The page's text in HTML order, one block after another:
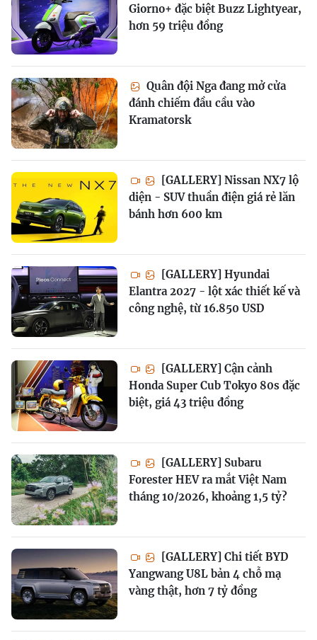
Giorno+ đặc biệt Buzz Lightyear,
hơn 59 triệu đồng
Quân đội Nga đang mở cửa
đánh chiếm đầu cầu vào
Kramatorsk
[GALLERY] Nissan NX7 lộ
diện - SUV thuần điện giá rẻ lăn
bánh hơn 600 km
[GALLERY] Hyundai
Elantra 2027 - lột xác thiết kế và
công nghệ, từ 16.850 USD
[GALLERY] Cận cảnh
Honda Super Cub Tokyo 80s đặc
biệt, giá 43 triệu đồng
[GALLERY] Subaru
Forester HEV ra mắt Việt Nam
tháng 10/2026, khoảng 1,5 tỷ?
[GALLERY] Chi tiết BYD
Yangwang U8L bản 4 chỗ mạ
vàng thật, hơn 7 tỷ đồng